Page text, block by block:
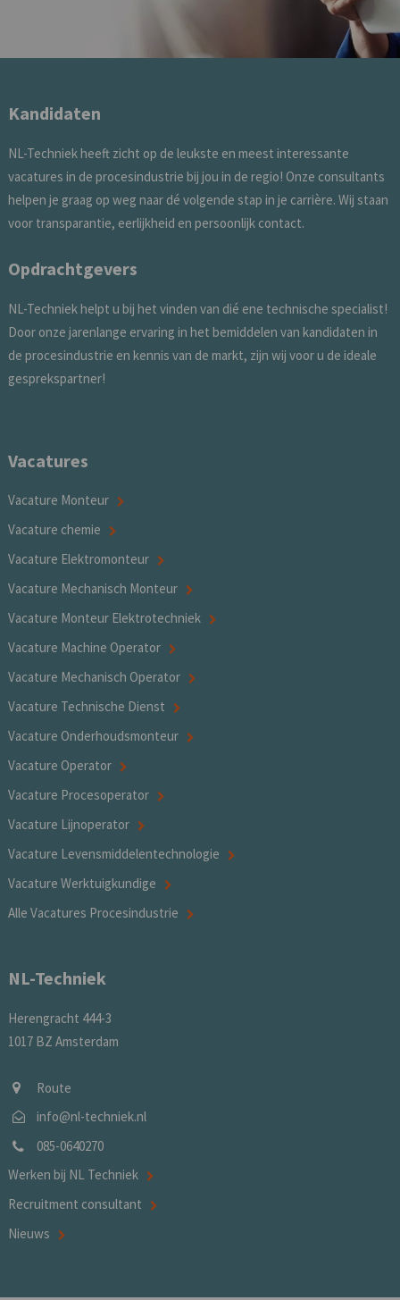
Kandidaten
NL-Techniek heeft zicht op de leukste en meest interessante
vacatures in de procesindustrie bij jou in de regio! Onze consultants
helpen je graag op weg naar dé volgende stap in je carrière. Wij staan
voor transparantie, eerlijkheid en persoonlijk contact.
Opdrachtgevers
NL-Techniek helpt u bij het vinden van dié ene technische specialist!
Door onze jarenlange ervaring in het bemiddelen van kandidaten in
de procesindustrie en kennis van de markt, zijn wij voor u de ideale
gesprekspartner!
Vacatures
Vacature Monteur
Vacature chemie
Vacature Elektromonteur
Vacature Mechanisch Monteur
Vacature Monteur Elektrotechniek
Vacature Machine Operator
Vacature Mechanisch Operator
Vacature Technische Dienst
Vacature Onderhoudsmonteur
Vacature Operator
Vacature Procesoperator
Vacature Lijnoperator
Vacature Levensmiddelentechnologie
Vacature Werktuigkundige
Alle Vacatures Procesindustrie
NL-Techniek
Herengracht 444-3
1017 BZ Amsterdam
Route
info@nl-techniek.nl
085-0640270
Werken bij NL Techniek
Recruitment consultant
Nieuws